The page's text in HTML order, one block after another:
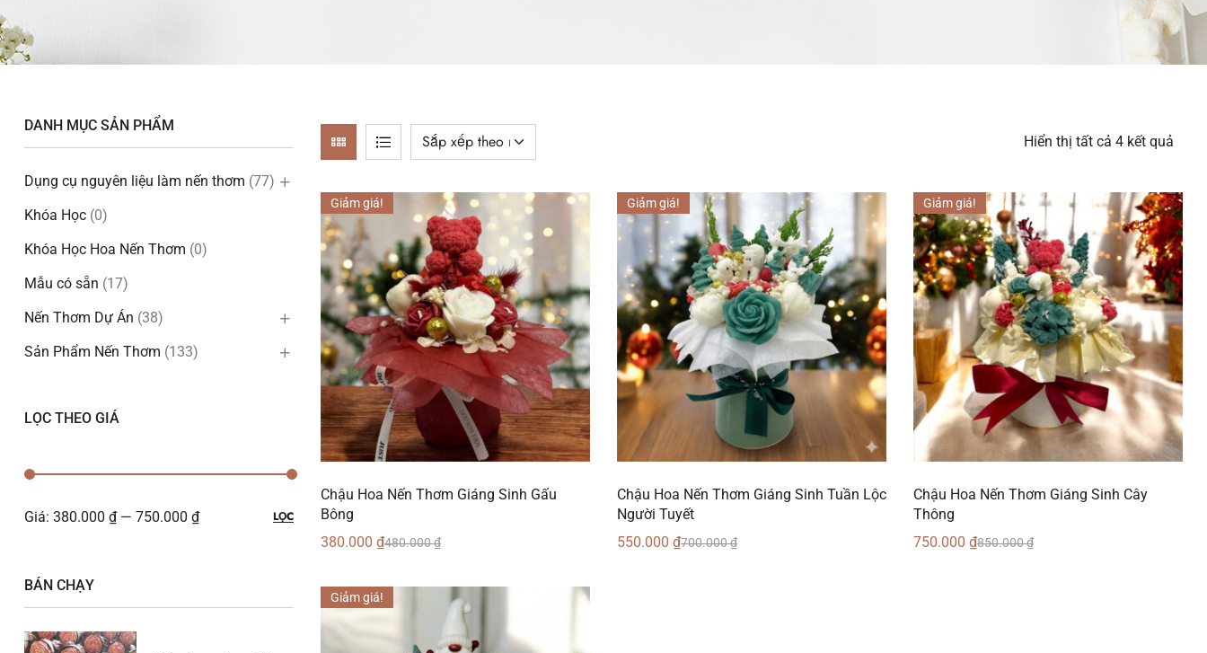
Hiển thị tất cả 4 kết quả
Giảm giá!
Chậu Hoa Nến Thơm Giáng Sinh Gấu
Bông
480.000₫
380.000 ₫
Giảm giá!
Chậu Hoa Nến Thơm Giáng Sinh Tuần Lộc
Người Tuyết
700.000₫
550.000 ₫
Giảm giá!
Chậu Hoa Nến Thơm Giáng Sinh Cây
Thông
850.000₫
750.000 ₫
Giảm giá!
DANH MỤC SẢN PHẨM
Dụng cụ nguyên liệu làm nến thơm (77)
Khóa Học (0)
Khóa Học Hoa Nến Thơm (0)
Mẫu có sẵn (17)
Nến Thơm Dự Án (38)
Sản Phẩm Nến Thơm (133)
LỌC THEO GIÁ
LỌC
Giá: 380.000 ₫— 750.000 ₫
BÁN CHẠY